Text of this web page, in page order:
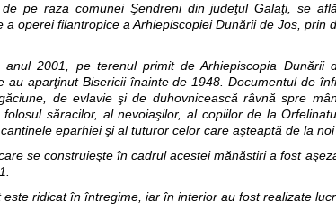
de pe raza comunei Şendreni din judeţul Galaţi, se
a operei filantropice a Arhiepiscopiei Dunării de Jos, prin
2001, pe terenul primit de Arhiepiscopia Dunării
au aparţinut Bisericii înainte de 1948. Documentul de
de evlavie şi de duhovnicească râvnă spre
săracilor, al nevoiaşilor, al copiilor de la
eparhiei şi al tuturor celor care aşteaptă de la noi
se construieşte în cadrul acestei mănăstiri a fost
ridicat în întregime, iar în interior au fost realizate